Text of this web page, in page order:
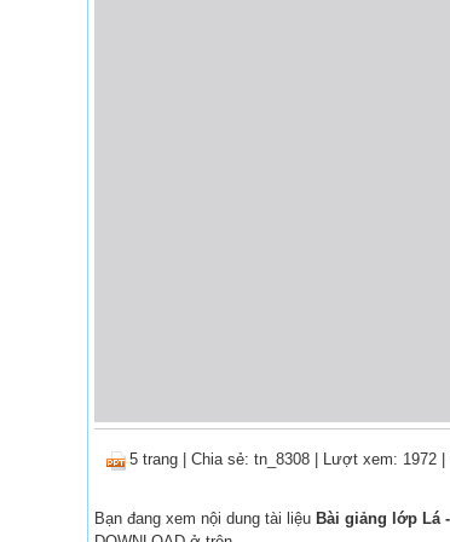
5 trang Chia sẻ: tn_8308 | Lượt xem: 1972
Bạn đang xem nội dung tài liệu Bài giảng lớp Lá